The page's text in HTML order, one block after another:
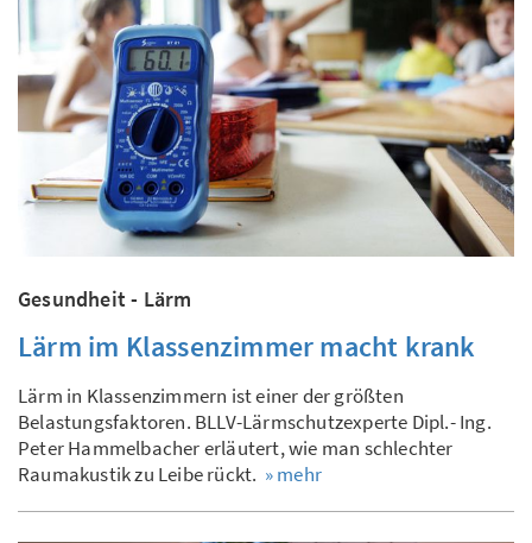
Gesundheit - Lärm
Lärm im Klassenzimmer macht krank
Lärm in Klassenzimmern ist einer der größten
Belastungsfaktoren. BLLV-Lärmschutzexperte Dipl.- Ing.
Peter Hammelbacher erläutert, wie man schlechter
Raumakustik zu Leibe rückt. » mehr